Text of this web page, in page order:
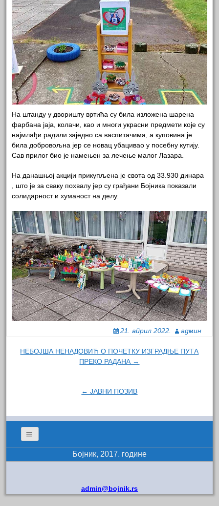
На штанду у дворишту вртића су била изложена шарена
фарбана јаја, колачи, као и многи украсни предмети које су
најмлађи радили заједно са васпитачима, а куповина је
била добровољна јер се новац убацивао у посебну кутију.
Сав прилог био је намењен за лечење малог Лазара.
На данашњој акцији прикупљена је свота од 33.930 динара
, што је за сваку похвалу јер су грађани Бојника показали
солидарност и хуманост на делу.
21. април 2022. админ
Навигација
НЕБОЈША НЕНАДОВИЋ O ПОЧЕТКУ ИЗГРАДЊЕ ПУТА
ПРЕКО РАДАНА →
← ЈАВНИ ПОЗИВ
Бојник, 2017. године
admin@bojnik.rs